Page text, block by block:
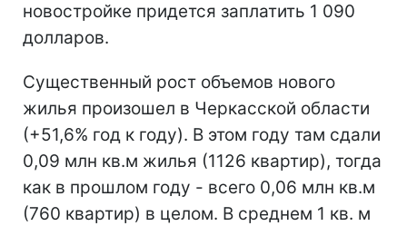
новостройке придется заплатить 1 090
долларов.
Существенный рост объемов нового
жилья произошел в Черкасской области
(+51,6% год к году). В этом году там сдали
0,09 млн кв.м жилья (1126 квартир), тогда
как в прошлом году - всего 0,06 млн кв.м
(760 квартир) в целом. В среднем 1 кв. м